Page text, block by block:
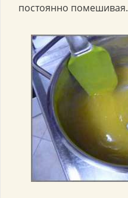
постоянно помешивая.